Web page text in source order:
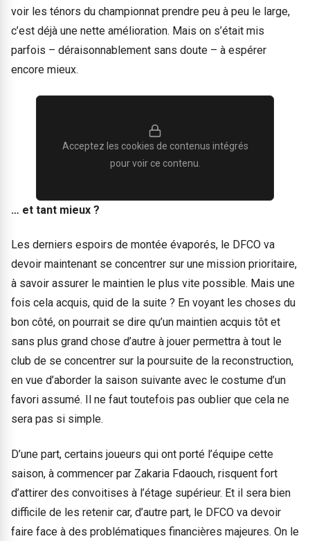
voir les ténors du championnat prendre peu à peu le large,
c’est déjà une nette amélioration. Mais on s’était mis
parfois – déraisonnablement sans doute – à espérer
encore mieux.
Acceptez les cookies de contenus intégrés
pour voir ce contenu.
… et tant mieux ?
Les derniers espoirs de montée évaporés, le DFCO va
devoir maintenant se concentrer sur une mission prioritaire,
à savoir assurer le maintien le plus vite possible. Mais une
fois cela acquis, quid de la suite ? En voyant les choses du
bon côté, on pourrait se dire qu’un maintien acquis tôt et
sans plus grand chose d’autre à jouer permettra à tout le
club de se concentrer sur la poursuite de la reconstruction,
en vue d’aborder la saison suivante avec le costume d’un
favori assumé. Il ne faut toutefois pas oublier que cela ne
sera pas si simple.
D’une part, certains joueurs qui ont porté l’équipe cette
saison, à commencer par Zakaria Fdaouch, risquent fort
d’attirer des convoitises à l’étage supérieur. Et il sera bien
difficile de les retenir car, d’autre part, le DFCO va devoir
faire face à des problématiques financières majeures. On le